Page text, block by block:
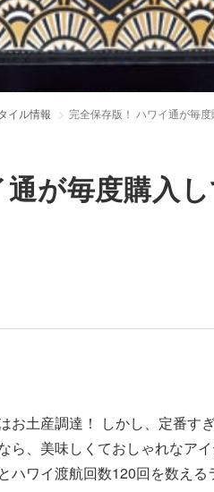
イル情報 完全保存版！ ハワイ通が毎
が毎度購入
お土産調達！ しかし、定番す
、美味しくておしゃれなアイ
ハワイ渡航回数120回を数え